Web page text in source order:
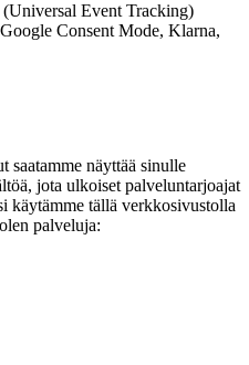
Event Tracking)
Consent Mode, Klarna,
saatamme näyttää sinulle
jota ulkoiset palveluntarjoajat
käytämme tällä verkkosivustolla
palveluja: